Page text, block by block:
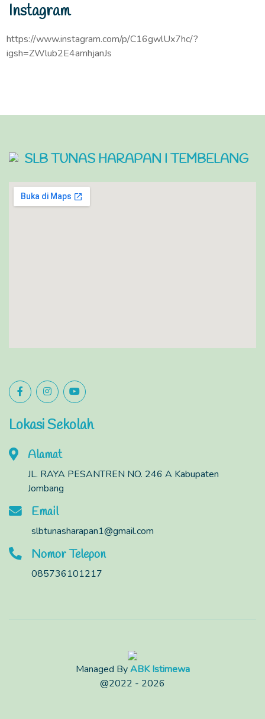
Instagram
https://www.instagram.com/p/C16gwlUx7hc/?
igsh=ZWlub2E4amhjanJs
SLB TUNAS HARAPAN I TEMBELANG
Lokasi Sekolah
Alamat
JL. RAYA PESANTREN NO. 246 A Kabupaten
Jombang
Email
slbtunasharapan1@gmail.com
Nomor Telepon
085736101217
Managed ByABK Istimewa
@2022 - 2026